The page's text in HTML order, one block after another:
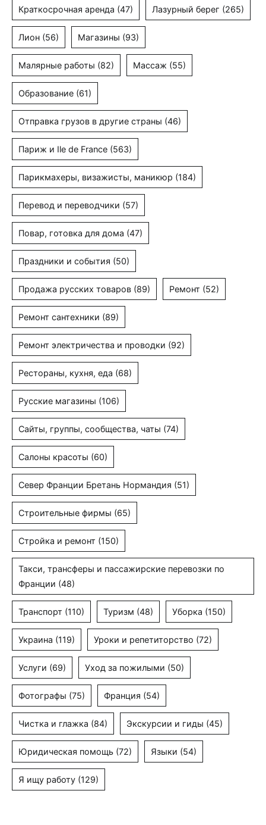
Краткосрочная аренда (47) Лазурный берег (265)
Лион (56) Магазины (93)
Малярные работы (82) Массаж (55)
Образование (61)
Отправка грузов в другие страны (46)
Париж и Ile de France (563)
Парикмахеры, визажисты, маникюр (184)
Перевод и переводчики (57)
Повар, готовка для дома (47)
Праздники и события (50)
Продажа русских товаров (89) Ремонт (52)
Ремонт сантехники (89)
Ремонт электричества и проводки (92)
Рестораны, кухня, еда (68)
Русские магазины (106)
Сайты, группы, сообщества, чаты (74)
Салоны красоты (60)
Север Франции Бретань Нормандия (51)
Строительные фирмы (65)
Стройка и ремонт (150)
Такси, трансферы и пассажирские перевозки по
Франции (48)
Транспорт (110) Туризм (48) Уборка (150)
Украина (119) Уроки и репетиторство (72)
Услуги (69) Уход за пожилыми (50)
Фотографы (75) Франция (54)
Чистка и глажка (84) Экскурсии и гиды (45)
Юридическая помощь (72) Языки (54)
Я ищу работу (129)